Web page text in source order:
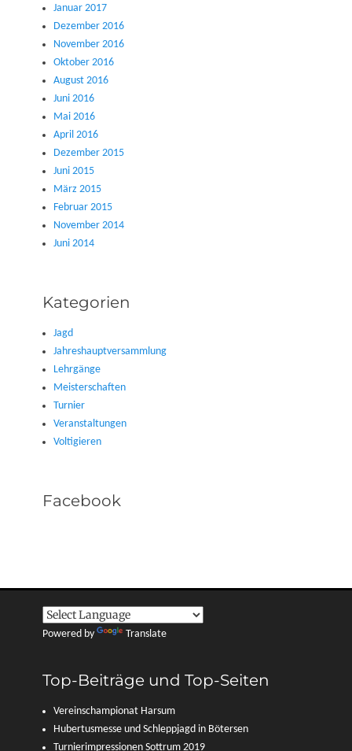
Januar 2017
Dezember 2016
November 2016
Oktober 2016
August 2016
Juni 2016
Mai 2016
April 2016
Dezember 2015
Juni 2015
März 2015
Februar 2015
November 2014
Juni 2014
Kategorien
Jagd
Jahreshauptversammlung
Lehrgänge
Meisterschaften
Turnier
Veranstaltungen
Voltigieren
Facebook
Powered by Translate
Top-Beiträge und Top-Seiten
Vereinschampionat Harsum
Hubertusmesse und Schleppjagd in Bötersen
Turnierimpressionen Sottrum 2019